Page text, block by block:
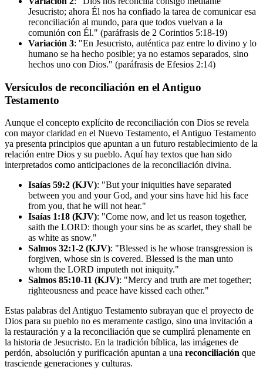
Jesucristo; ahora Él nos ha confiado la tarea de comunicar esa
reconciliación al mundo, para que todos vuelvan a la
comunión con Él." (paráfrasis de 2 Corintios 5:18-19)
Variación 3: "En Jesucristo, auténtica paz entre lo divino y lo
humano se ha hecho posible; ya no estamos separados, sino
hechos uno con Dios." (paráfrasis de Efesios 2:14)
Versículos de reconciliación en el Antiguo
Testamento
Aunque el concepto explícito de reconciliación con Dios se revela
con mayor claridad en el Nuevo Testamento, el Antiguo Testamento
ya presenta principios que apuntan a un futuro restablecimiento de la
relación entre Dios y su pueblo. Aquí hay textos que han sido
interpretados como anticipaciones de la reconciliación divina.
Isaías 59:2 (KJV): "But your iniquities have separated
between you and your God, and your sins have hid his face
from you, that he will not hear."
Isaías 1:18 (KJV): "Come now, and let us reason together,
saith the LORD: though your sins be as scarlet, they shall be
as white as snow."
Salmos 32:1-2 (KJV): "Blessed is he whose transgression is
forgiven, whose sin is covered. Blessed is the man unto
whom the LORD imputeth not iniquity."
Salmos 85:10-11 (KJV): "Mercy and truth are met together;
righteousness and peace have kissed each other."
Estas palabras del Antiguo Testamento subrayan que el proyecto de
Dios para su pueblo no es meramente castigo, sino una invitación a
la restauración y a la reconciliación que se cumplirá plenamente en
la historia de Jesucristo. En la tradición bíblica, las imágenes de
perdón, absolución y purificación apuntan a una reconciliación que
trasciende generaciones y culturas.